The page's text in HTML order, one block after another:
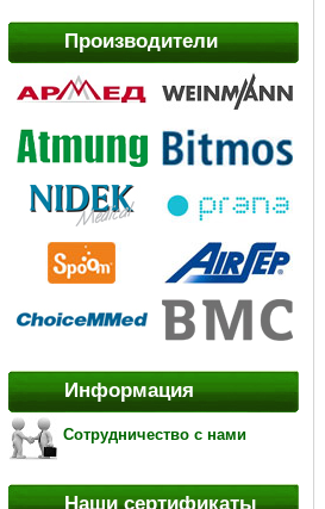
Производители
Информация
Сотрудничество с нами
Наши сертификаты